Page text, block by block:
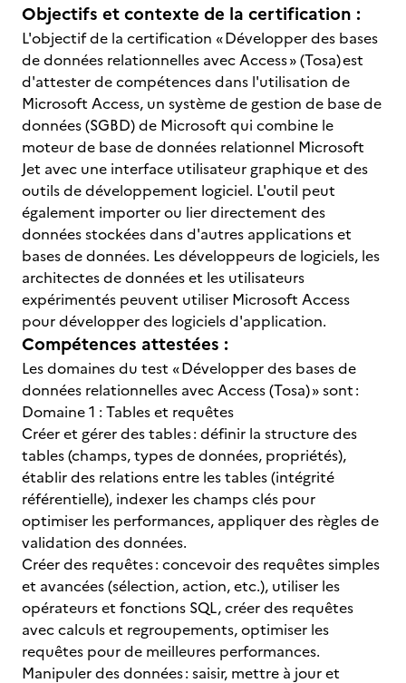
Objectifs et contexte de la certification :
L'objectif de la certification « Développer des bases
de données relationnelles avec Access » (Tosa) est
d'attester de compétences dans l'utilisation de
Microsoft Access, un système de gestion de base de
données (SGBD) de Microsoft qui combine le
moteur de base de données relationnel Microsoft
Jet avec une interface utilisateur graphique et des
outils de développement logiciel. L'outil peut
également importer ou lier directement des
données stockées dans d'autres applications et
bases de données. Les développeurs de logiciels, les
architectes de données et les utilisateurs
expérimentés peuvent utiliser Microsoft Access
pour développer des logiciels d'application.
Compétences attestées :
Les domaines du test « Développer des bases de
données relationnelles avec Access (Tosa) » sont :
Domaine 1 : Tables et requêtes
Créer et gérer des tables : définir la structure des
tables (champs, types de données, propriétés),
établir des relations entre les tables (intégrité
référentielle), indexer les champs clés pour
optimiser les performances, appliquer des règles de
validation des données.
Créer des requêtes : concevoir des requêtes simples
et avancées (sélection, action, etc.), utiliser les
opérateurs et fonctions SQL, créer des requêtes
avec calculs et regroupements, optimiser les
requêtes pour de meilleures performances.
Manipuler des données : saisir, mettre à jour et